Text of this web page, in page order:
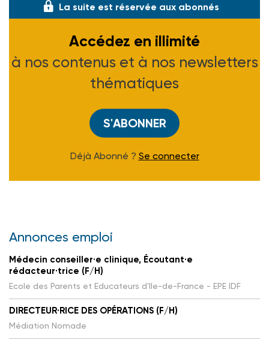
La suite est réservée aux abonnés
Accédez en illimité
à nos contenus et à nos newsletters
thématiques
S'ABONNER
Déjà Abonné ? Se connecter
Annonces emploi
Médecin conseiller·e clinique, Écoutant·e
rédacteur·trice (F/H)
Ecole des Parents et Educateurs d'Ile-de-France - EPE IDF
DIRECTEUR·RICE DES OPÉRATIONS (F/H)
Médiation Nomade